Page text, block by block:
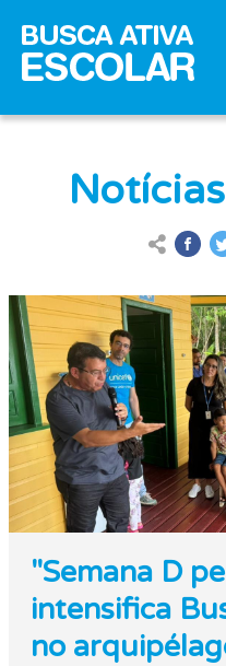
"Semana D
intensifica
no